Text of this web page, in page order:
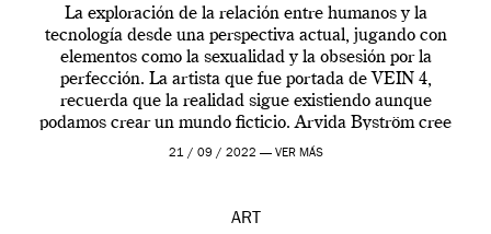
La exploración de la relación entre humanos y la
tecnología desde una perspectiva actual, jugando con
elementos como la sexualidad y la obsesión por la
perfección. La artista que fue portada de VEIN 4,
recuerda que la realidad sigue existiendo aunque
podamos crear un mundo ficticio. Arvida Byström cree
que los humanos tienen un complejo […]
21 / 09 / 2022 — VER MÁS
ART